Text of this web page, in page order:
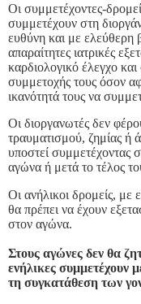
Οι συμμετέχοντες-
συμμετέχουν στη
ευθύνη και με ελεύθερη
απαραίτητες ιατρικές
καρδιολογικό έλεγχο
συμμετοχής τους όσον
ικανότητά τους να
Οι διοργανωτές δεν
τραυματισμού, ζημίας ή
υποστεί συμμετέχοντας
αγώνα ή μετά το τέλος
Οι ανήλικοι δρομείς,
θα πρέπει να έχουν
στον αγώνα.
Στους αγώνες δεν θα
ενήλικες συμμετέχουν
τη συγκατάθεση των